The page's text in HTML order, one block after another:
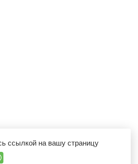
ссылкой на вашу страницу